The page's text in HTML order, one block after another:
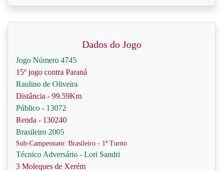
Dados do Jogo
Jogo Número 4745
15º jogo contra Paraná
Raulino de Oliveira
Distância - 99.59Km
Público - 13072
Renda - 130240
Brasileiro 2005
Sub-Campeonato: Brasileiro - 1º Turno
Técnico Adversário - Lori Sandri
3 Moleques de Xerém